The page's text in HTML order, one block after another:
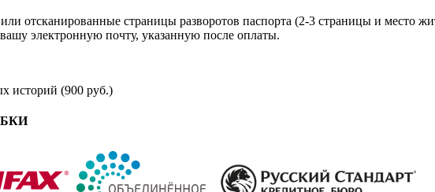
отсканированные страницы разворотов паспорта (2-3 страницы и место
электронную почту, указанную после оплаты.
историй (900 руб.)